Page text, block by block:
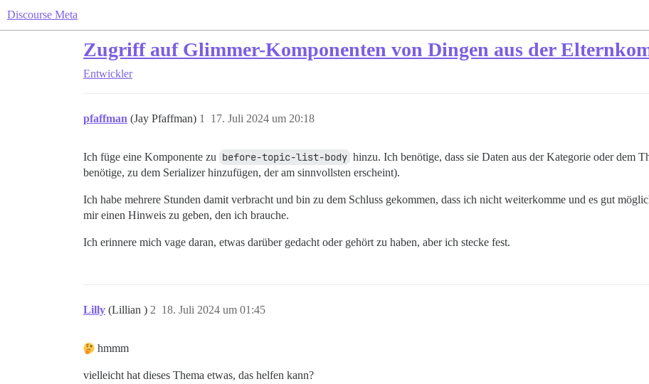
Discourse Meta
Zugriff auf Glimmer-Komponenten von Dingen aus der
Entwickler
pfaffman (Jay Pfaffman) 17. Juli 2024 um 20:18
1
Ich füge eine Komponente zu before-topic-list-body hinzu. Ich benötige, dass sie Daten aus der Kategorie oder dem
benötige, zu dem Serializer hinzufügen, der am sinnvollsten erscheint).
Ich habe mehrere Stunden damit verbracht und bin zu dem Schluss gekommen, dass ich nicht weiterkomme und es gut
mir einen Hinweis zu geben, den ich brauche.
Ich erinnere mich vage daran, etwas darüber gedacht oder gehört zu haben, aber ich stecke fest.
Lilly (Lillian ) 18. Juli 2024 um 01:45
2
hmmm
vielleicht hat dieses Thema etwas, das helfen kann?